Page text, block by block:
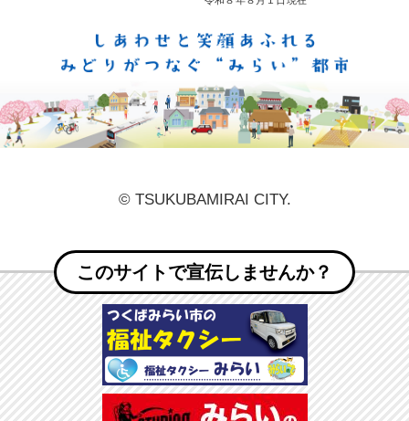
© TSUKUBAMIRAI CITY.
このサイトで宣伝しませんか？